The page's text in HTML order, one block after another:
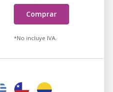
Comprar
*No incluye IVA.